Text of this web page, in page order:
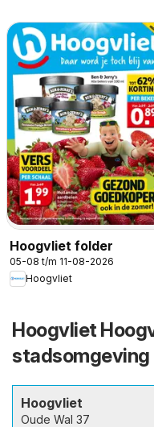
Hoogvliet folder
05-08 t/m 11-08-2026
Hoogvliet
Hoogvliet
stadsomgeving
Hoogvliet
Oude Wal 37